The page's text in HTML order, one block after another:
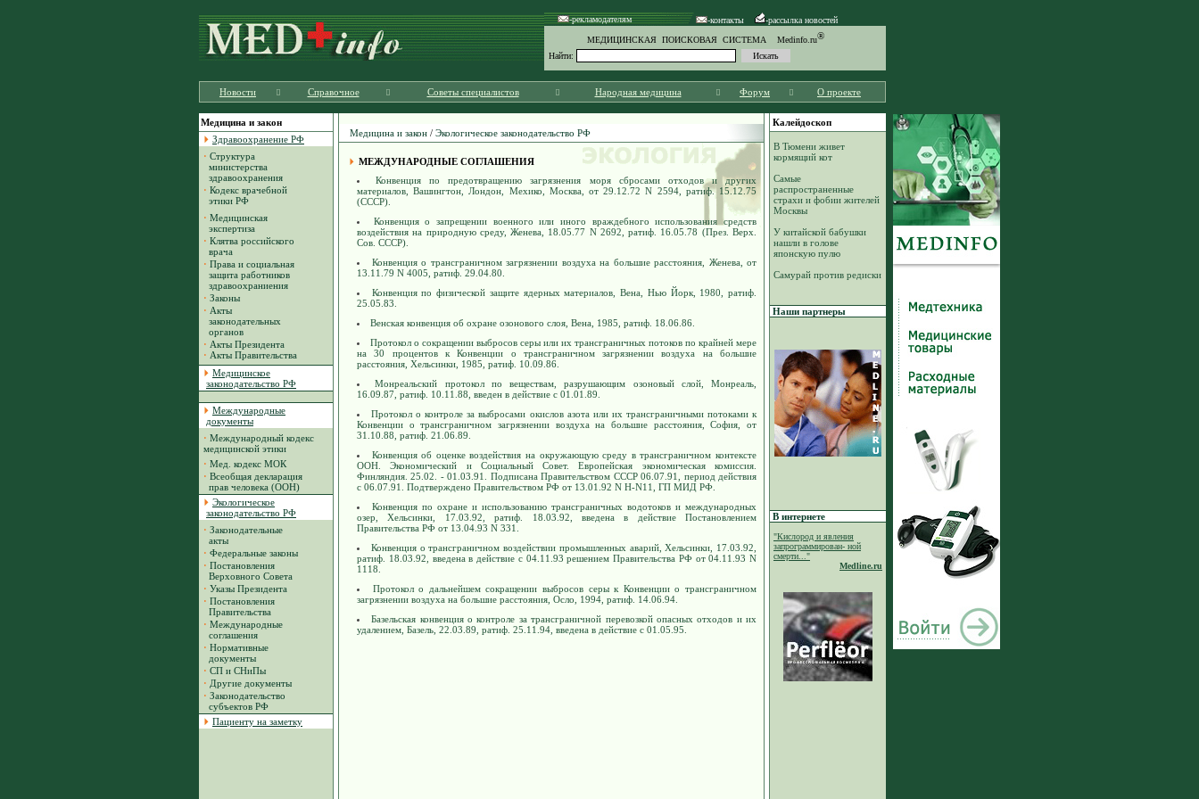
-рекламодателям -контакты -рассылка новостей
МЕДИЦИНСКАЯ ПОИСКОВАЯ СИСТЕМА Medinfo.ru®
Найти:
Новости Справочное Советы специалистов Народная медицина Форум О проекте
Медицина и закон
Здравоохранение РФ
· Структура
министерства
здравоохранения
· Кодекс врачебной
этики РФ
· Медицинская
экспертиза
· Клятва российского
врача
· Права и социальная
защита работников
здравоохраниения
· Законы
· Акты
законодательных
органов
· Акты Президента
· Акты Правительства
Медицинское
законодательство РФ
Международные
документы
· Международный кодекс
медицинской этики
· Мед. кодекс МОК
· Всеобщая декларация
прав человека (ООН)
Экологическое
законодательство РФ
· Законодательные
акты
· Федеральные законы
· Постановления
Верховного Совета
· Указы Президента
· Постановления
Правительства
· Международные
соглашения
· Нормативные
документы
· СП и СНиПы
· Другие документы
· Законодательство
субъектов РФ
Пациенту на заметку
Медицина и закон / Экологическое законодательство РФ
МЕЖДУНАРОДНЫЕ СОГЛАШЕНИЯ
Конвенция по предотвращению загрязнения моря сбросами отходов и других
материалов, Вашингтон, Лондон, Мехико, Москва, от 29.12.72 N 2594, ратиф. 15.12.75
(СССР).
Конвенция о запрещении военного или иного враждебного использования средств
воздействия на природную среду, Женева, 18.05.77 N 2692, ратиф. 16.05.78 (През. Верх.
Сов. СССР).
Конвенция о трансграничном загрязнении воздуха на большие расстояния, Женева, от
13.11.79 N 4005, ратиф. 29.04.80.
Конвенция по физической защите ядерных материалов, Вена, Нью Йорк, 1980, ратиф.
25.05.83.
Венская конвенция об охране озонового слоя, Вена, 1985, ратиф. 18.06.86.
Протокол о сокращении выбросов серы или их трансграничных потоков по крайней мере
на 30 процентов к Конвенции о трансграничном загрязнении воздуха на большие
расстояния, Хельсинки, 1985, ратиф. 10.09.86.
Монреальский протокол по веществам, разрушающим озоновый слой, Монреаль,
16.09.87, ратиф. 10.11.88, введен в действие с 01.01.89.
Протокол о контроле за выбросами окислов азота или их трансграничными потоками к
Конвенции о трансграничном загрязнении воздуха на большие расстояния, София, от
31.10.88, ратиф. 21.06.89.
Конвенция об оценке воздействия на окружающую среду в трансграничном контексте
ООН. Экономический и Социальный Совет. Европейская экономическая комиссия.
Финляндия. 25.02. - 01.03.91. Подписана Правительством СССР 06.07.91, период действия
с 06.07.91. Подтверждено Правительством РФ от 13.01.92 N Н-N11, ГП МИД РФ.
Конвенция по охране и использованию трансграничных водотоков и международных
озер, Хельсинки, 17.03.92, ратиф. 18.03.92, введена в действие Постановлением
Правительства РФ от 13.04.93 N 331.
Конвенция о трансграничном воздействии промышленных аварий, Хельсинки, 17.03.92,
ратиф. 18.03.92, введена в действие с 04.11.93 решением Правительства РФ от 04.11.93 N
1118.
Протокол о дальнейшем сокращении выбросов серы к Конвенции о трансграничном
загрязнении воздуха на большие расстояния, Осло, 1994, ратиф. 14.06.94.
Базельская конвенция о контроле за трансграничной перевозкой опасных отходов и их
удалением, Базель, 22.03.89, ратиф. 25.11.94, введена в действие с 01.05.95.
Калейдоскоп
В Тюмени живет
кормящий кот
Самые
распространенные
страхи и фобии жителей
Москвы
У китайской бабушки
нашли в голове
японскую пулю
Самурай против редиски
Наши партнеры
В интернете
"Кислород и явления
запрограммирован- ной
смерти..."
Medline.ru